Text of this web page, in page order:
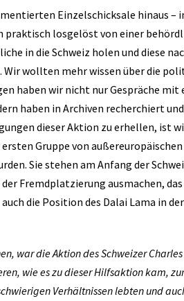
Einzelschicksale hinaus –
losgelöst von einer
in die Schweiz holen und diese
wollten mehr wissen über die
haben wir nicht nur Gespräche
haben in Archiven recherchiert
dieser Aktion zu erhellen, ist
Gruppe von
Sie stehen am Anfang der
Fremdplatzierung ausmachen,
die Position des Dalai Lama in
war die Aktion des Schweizer
wie es zu dieser Hilfsaktion kam,
Verhältnissen lebten und